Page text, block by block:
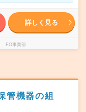
詳しく見る
FO事業部
管機器の組